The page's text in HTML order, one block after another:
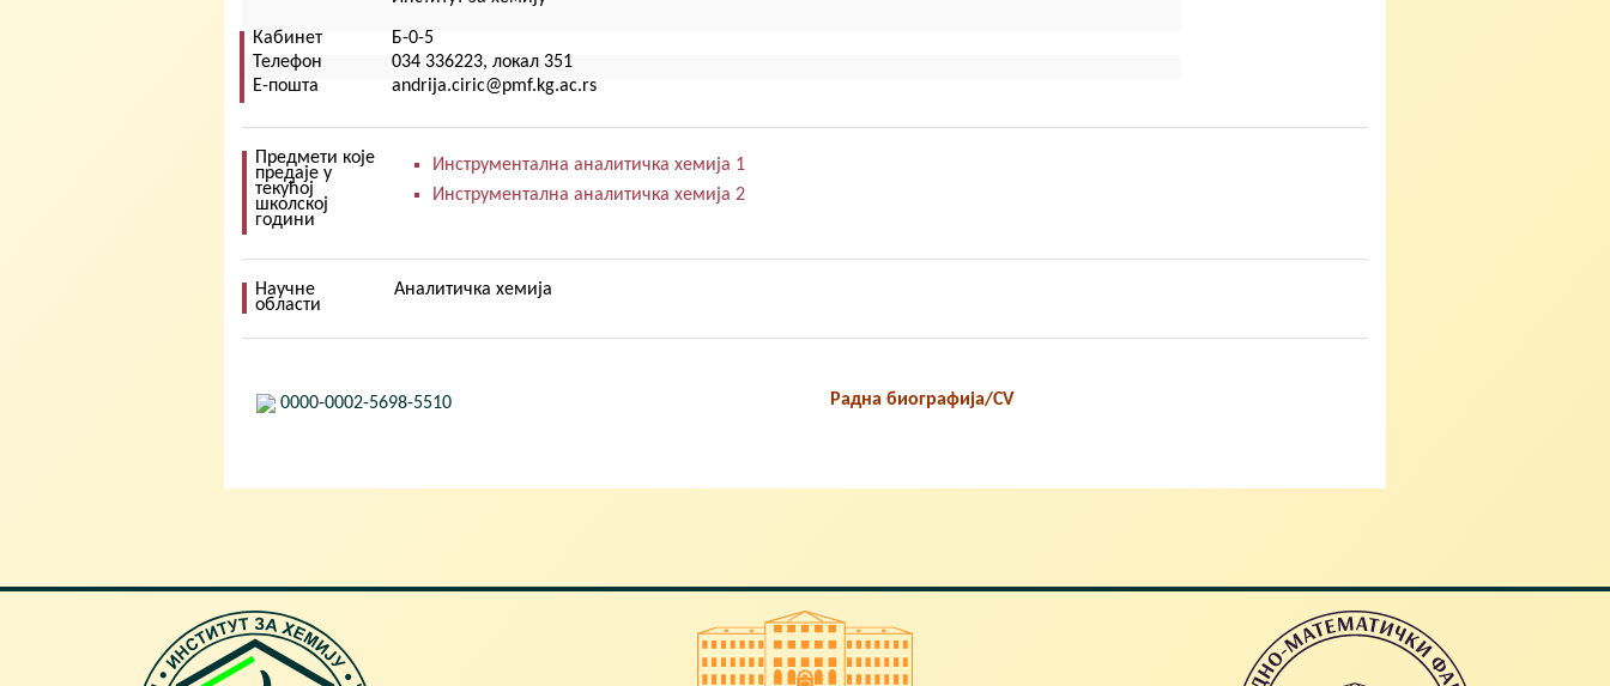
Кабинет
Б-0-5
Телефон
034 336223, локал 351
Е-пошта
andrija.ciric@pmf.kg.ac.rs
Предмети које
предаје у
текућој
школској
години
Инструментална аналитичка хемија 1
Инструментална аналитичка хемија 2
Научне
области
Аналитичка хемија
0000-0002-5698-5510 Радна биографија/CV